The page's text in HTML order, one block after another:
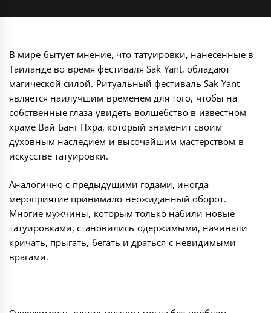
В мире бытует мнение, что татуировки, нанесенные в
Таиланде во время фестиваля Sak Yant, обладают
магической силой. Ритуальный фестиваль Sak Yant
является наилучшим временем для того, чтобы на
собственные глаза увидеть волшебство в известном
храме Вай Банг Пхра, который знаменит своим
духовным наследием и высочайшим мастерством в
искусстве татуировки.
Аналогично с предыдущими годами, иногда
мероприятие принимало неожиданный оборот.
Многие мужчины, которым только набили новые
татуировками, становились одержимыми, начинали
кричать, прыгать, бегать и драться с невидимыми
врагами.